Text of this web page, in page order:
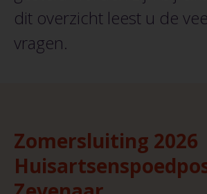
dit overzicht leest u de
vragen.
Zomersluiting 2026